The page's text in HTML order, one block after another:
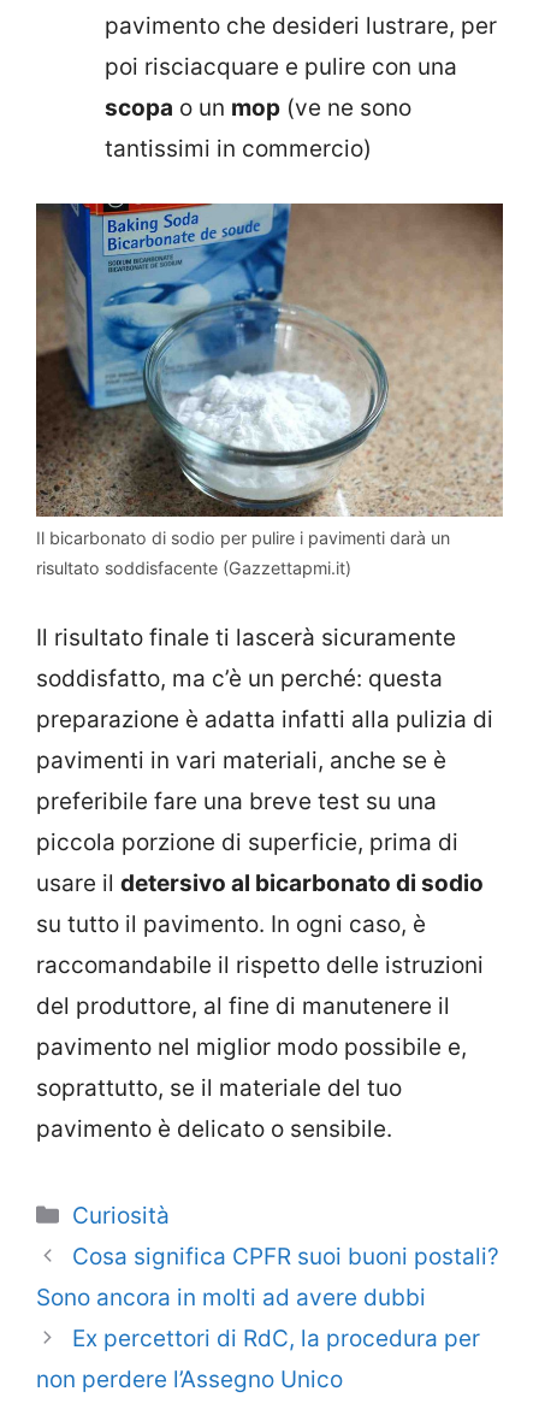
pavimento che desideri lustrare, per
poi risciacquare e pulire con una
scopa o un mop (ve ne sono
tantissimi in commercio)
Il bicarbonato di sodio per pulire i pavimenti darà un
risultato soddisfacente (Gazzettapmi.it)
Il risultato finale ti lascerà sicuramente
soddisfatto, ma c’è un perché: questa
preparazione è adatta infatti alla pulizia di
pavimenti in vari materiali, anche se è
preferibile fare una breve test su una
piccola porzione di superficie, prima di
usare il detersivo al bicarbonato di sodio
su tutto il pavimento. In ogni caso, è
raccomandabile il rispetto delle istruzioni
del produttore, al fine di manutenere il
pavimento nel miglior modo possibile e,
soprattutto, se il materiale del tuo
pavimento è delicato o sensibile.
Categorie
Curiosità
Cosa significa CPFR suoi buoni postali?
Sono ancora in molti ad avere dubbi
Ex percettori di RdC, la procedura per
non perdere l’Assegno Unico